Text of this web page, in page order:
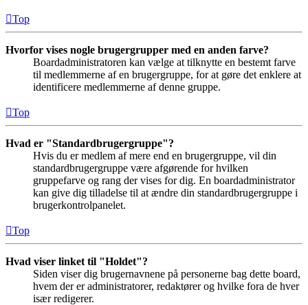
Top
Hvorfor vises nogle brugergrupper med en anden farve?
Boardadministratoren kan vælge at tilknytte en bestemt farve
til medlemmerne af en brugergruppe, for at gøre det enklere at
identificere medlemmerne af denne gruppe.
Top
Hvad er "Standardbrugergruppe"?
Hvis du er medlem af mere end en brugergruppe, vil din
standardbrugergruppe være afgørende for hvilken
gruppefarve og rang der vises for dig. En boardadministrator
kan give dig tilladelse til at ændre din standardbrugergruppe i
brugerkontrolpanelet.
Top
Hvad viser linket til "Holdet"?
Siden viser dig brugernavnene på personerne bag dette board,
hvem der er administratorer, redaktører og hvilke fora de hver
især redigerer.